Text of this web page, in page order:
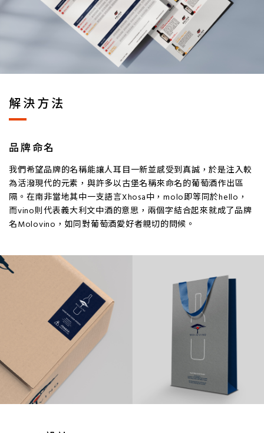
解決方法
品牌命名
我們希望品牌的名稱能讓人耳目一新並感受到真誠，於是注入較
為活潑現代的元素，與許多以古堡名稱來命名的葡萄酒作出區
隔。在南非當地其中一支語言Xhosa中，molo即等同於hello，
而vino則代表義大利文中酒的意思，兩個字結合起來就成了品牌
名Molovino，如同對葡萄酒愛好者親切的問候。